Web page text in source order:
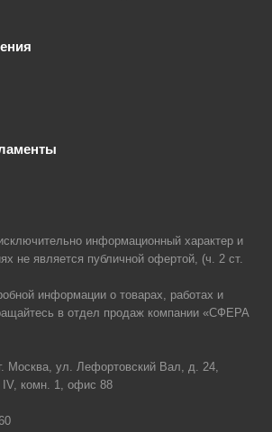
информационный характер и
не является публичной офертой, (ч. 2 ст.
информации о товарах, работах и
в отдел продаж компании «СФЕРА
Москва, ул. Лефортовский Вал, д. 24,
комн. 1, офис 88